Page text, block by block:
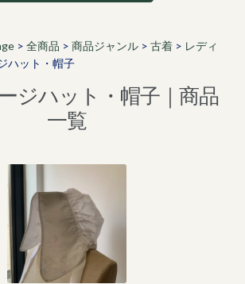
> 全商品 > 商品ジャンル> 古着> レディ
ハット・帽子
ジハット・帽子｜商品
一覧